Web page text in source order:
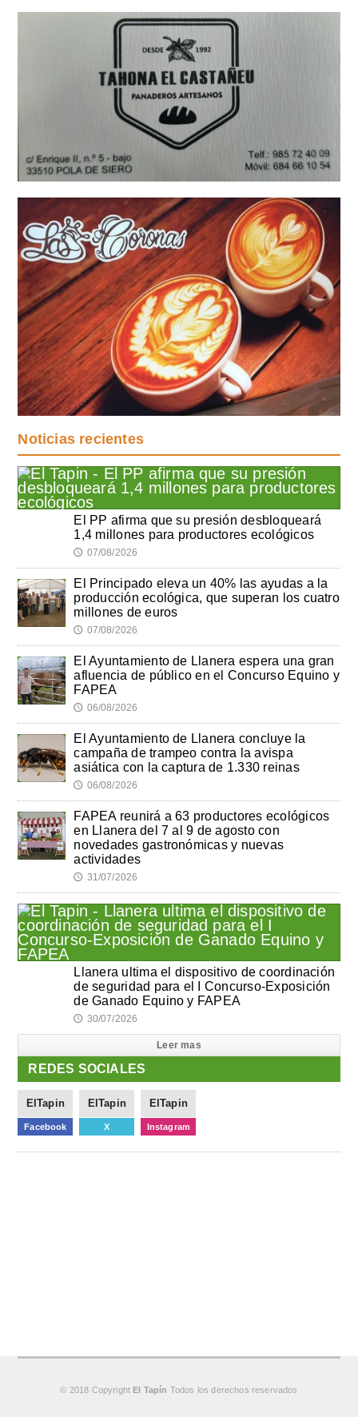
Noticias recientes
El PP afirma que su presión desbloqueará
1,4 millones para productores ecológicos
🕔 07/08/2026
El Principado eleva un 40% las ayudas a la
producción ecológica, que superan los cuatro
millones de euros
🕔 07/08/2026
El Ayuntamiento de Llanera espera una gran
afluencia de público en el Concurso Equino y
FAPEA
🕔 06/08/2026
El Ayuntamiento de Llanera concluye la
campaña de trampeo contra la avispa
asiática con la captura de 1.330 reinas
🕔 06/08/2026
FAPEA reunirá a 63 productores ecológicos
en Llanera del 7 al 9 de agosto con
novedades gastronómicas y nuevas
actividades
🕔 31/07/2026
Llanera ultima el dispositivo de coordinación
de seguridad para el I Concurso-Exposición
de Ganado Equino y FAPEA
🕔 30/07/2026
Leer mas
REDES SOCIALES
ElTapin
Facebook
ElTapin
X
ElTapin
Instagram
© 2018 Copyright El Tapín Todos los derechos reservados